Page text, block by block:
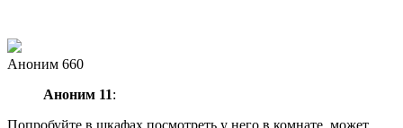
Аноним 660
Аноним 11:
Попробуйте в шкафах посмотреть у него в комнате, может